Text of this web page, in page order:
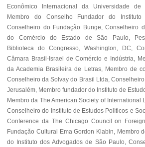
Econômico Internacional da Universidade de
Membro do Conselho Fundador do Instituto
Conselheiro do Fundação Bunge, Conselheiro
do Comércio do Estado de São Paulo,
Biblioteca do Congresso, Washington, DC,
Câmara Brasil-Israel de Comércio e Indústria,
da Academia Brasileira de Letras, Membro de
Conselheiro da Solvay do Brasil Ltda,
Jerusalém, Membro fundador do Instituto de
Membro da The American Society of
Conselheiro do Instituto de Estudos Políticos e
Conference da The Chicago Council on
Fundação Cultural Ema Gordon Klabin, Membro
do Instituto dos Advogados de São Paulo,